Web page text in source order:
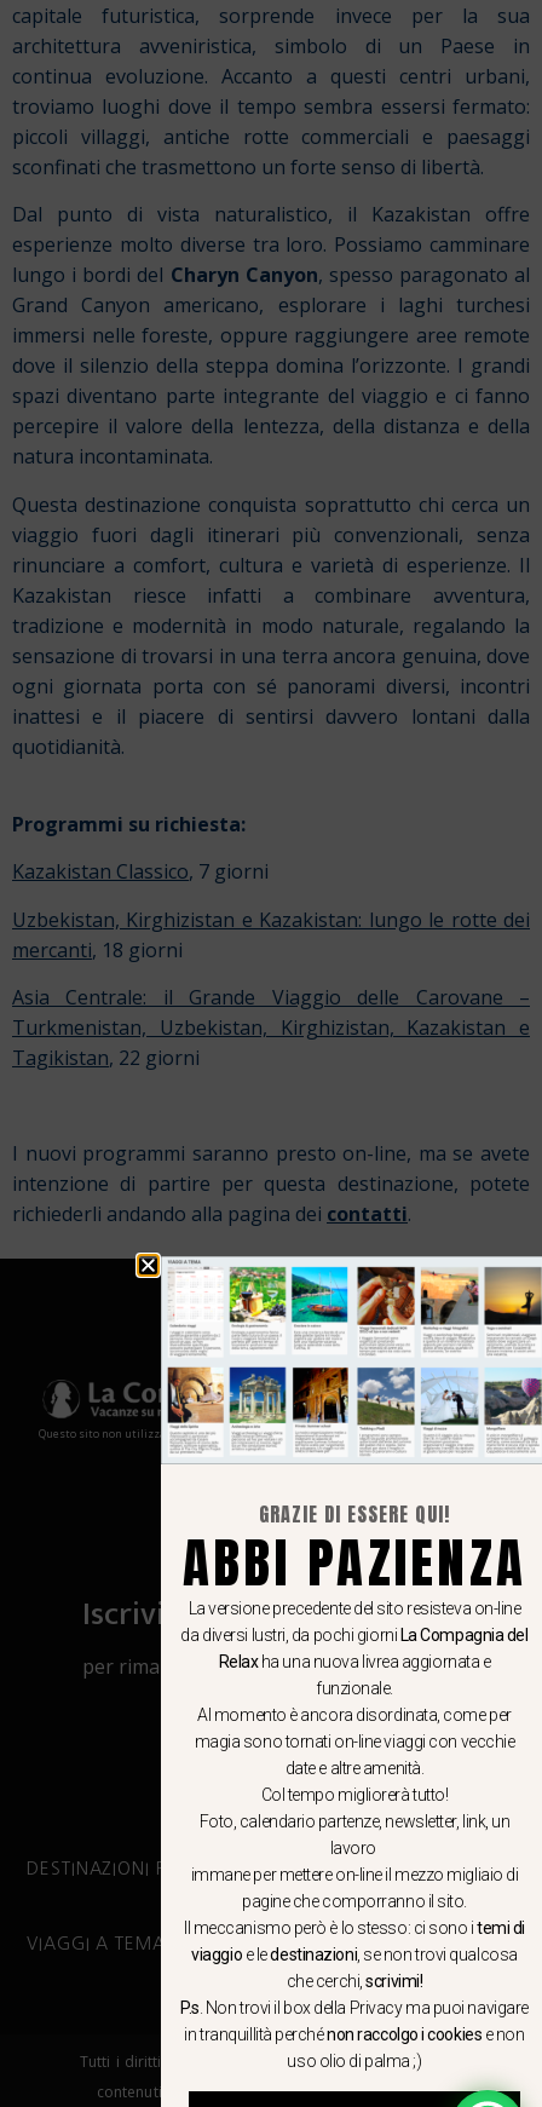
capitale futuristica, sorprende invece per la sua
architettura avveniristica, simbolo di un Paese in
continua evoluzione. Accanto a questi centri urbani,
troviamo luoghi dove il tempo sembra essersi fermato:
piccoli villaggi, antiche rotte commerciali e paesaggi
sconfinati che trasmettono un forte senso di libertà.
Dal punto di vista naturalistico, il Kazakistan offre
esperienze molto diverse tra loro. Possiamo camminare
lungo i bordi del Charyn Canyon, spesso paragonato al
Grand Canyon americano, esplorare i laghi turchesi
immersi nelle foreste, oppure raggiungere aree remote
dove il silenzio della steppa domina l’orizzonte. I grandi
spazi diventano parte integrante del viaggio e ci fanno
percepire il valore della lentezza, della distanza e della
natura incontaminata.
Questa destinazione conquista soprattutto chi cerca un
viaggio fuori dagli itinerari più convenzionali, senza
rinunciare a comfort, cultura e varietà di esperienze. Il
Kazakistan riesce infatti a combinare avventura,
tradizione e modernità in modo naturale, regalando la
sensazione di trovarsi in una terra ancora genuina, dove
ogni giornata porta con sé panorami diversi, incontri
inattesi e il piacere di sentirsi davvero lontani dalla
quotidianità.
Programmi su richiesta:
Kazakistan Classico, 7 giorni
Uzbekistan, Kirghizistan e Kazakistan: lungo le rotte dei
mercanti, 18 giorni
Asia Centrale: il Grande Viaggio delle Carovane –
Turkmenistan, Uzbekistan, Kirghizistan, Kazakistan e
Tagikistan, 22 giorni
I nuovi programmi saranno presto on-line, ma se avete
intenzione di partire per questa destinazione, potete
richiederli andando alla pagina dei contatti.
Questo sito non utilizza cookies e non memorizza in alcun modo le tue informazioni
Iscriviti al canale Whatsapp
per rimanere aggiornato su viaggi, eventi
CLICCA QUI
DESTINAZIONI PRINCIPALI
VIAGGI A TEMA
Tutti i diritti riservati. E’ vietata la copia e la riproduzione dei
contenuti in qualsiasi modo o forma. – COPYRIGHT ©LA
GRAZIE DI ESSERE QUI!
ABBI PAZIENZA
La versione precedente del sito resisteva on-line
da diversi lustri, da pochi giorni La Compagnia del
Relaxha una nuova livrea aggiornata e
funzionale.
Al momento è ancora disordinata, come per
magia sono tornati on-line viaggi con vecchie
date e altre amenità.
Col tempo migliorerà tutto!
Foto, calendario partenze, newsletter, link, un
lavoro
immane per mettere on-line il mezzo migliaio di
pagine che comporranno il sito.
Il meccanismo però è lo stesso: ci sono itemi di
viaggio e ledestinazioni , se non trovi qualcosa
che cerchi,scrivimi!
P.s . Non trovi il box della Privacy ma puoi navigare
in tranquillità perchénon raccolgo i cookies e non
uso olio di palma ;)